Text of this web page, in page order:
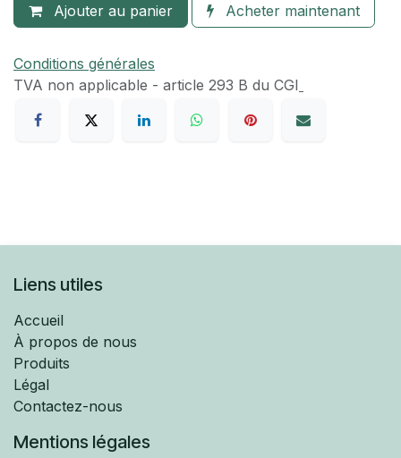
Ajouter au panier Acheter maintenant
Conditions générales
TVA​ non applicable - article 293 B du CGI
Liens utiles
Accueil
À propos de nous
Produits
Légal
Contactez-nous
Mentions légales